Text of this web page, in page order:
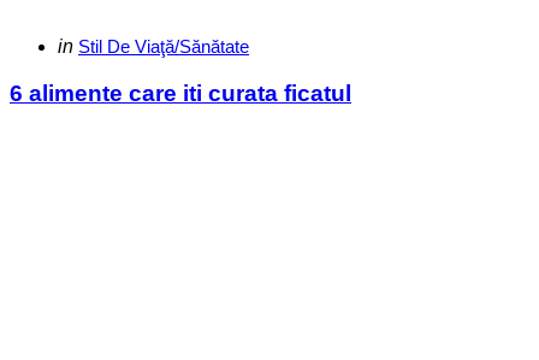
Categories
Posted
in Stil De Viaţă/Sănătate
6 alimente care iti curata ficatul